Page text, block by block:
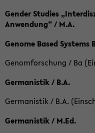
Gender Studies
Anwendung“ / M.A.
Genome Based Systems
Genomforschung / Ba
Germanistik / B.A.
Germanistik / B.A.
Germanistik / M.Ed.